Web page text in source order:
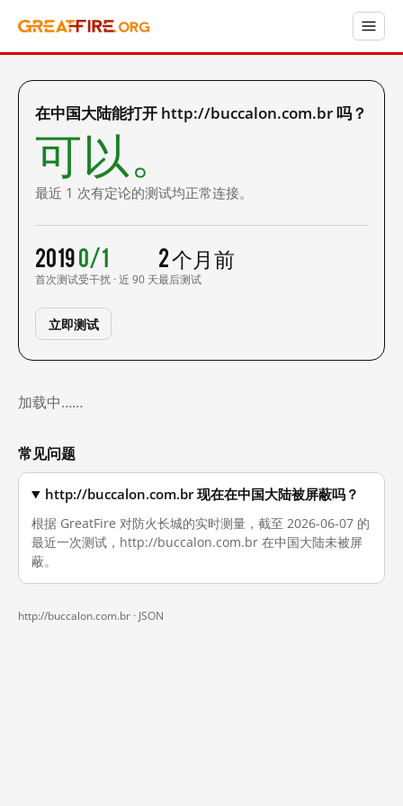
在中国大陆能打开 http://buccalon.com.br 吗？
可以。
最近 1 次有定论的测试均正常连接。
2019
首次测试
0/1
受干扰 · 近 90 天
2 个月前
最后测试
立即测试
加载中……
常见问题
http://buccalon.com.br 现在在中国大陆被屏蔽吗？
根据 GreatFire 对防火长城的实时测量，截至 2026-06-07 的
最近一次测试，http://buccalon.com.br 在中国大陆未被屏
蔽。
http://buccalon.com.br · JSON